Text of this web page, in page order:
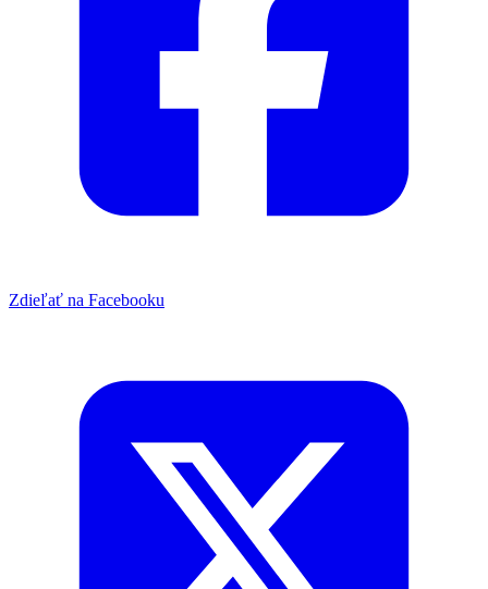
Zdieľať na Facebooku